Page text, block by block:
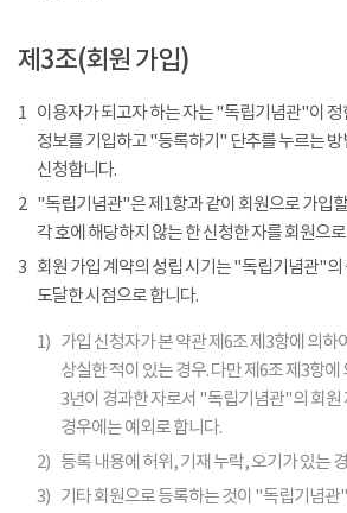
제3조(회원 가입)
1 이용자가 되고자 하는 자는 "독립기념관"이 정
정보를 기입하고 "등록하기" 단추를 누르는 방
신청합니다.
2 "독립기념관"은 제1항과 같이 회원으로 가입
각 호에 해당하지 않는 한 신청한 자를 회원으
3 회원 가입 계약의 성립 시기는 "독립기념관"의
도달한 시점으로 합니다.
1) 가입 신청자가 본 약관 제6조 제3항에 의하
상실한 적이 있는 경우. 다만 제6조 제3항에
3년이 경과한 자로서 "독립기념관"의 회원
경우에는 예외로 합니다.
2) 등록 내용에 허위, 기재 누락, 오기가 있는
3) 기타 회원으로 등록하는 것이 "독립기념관